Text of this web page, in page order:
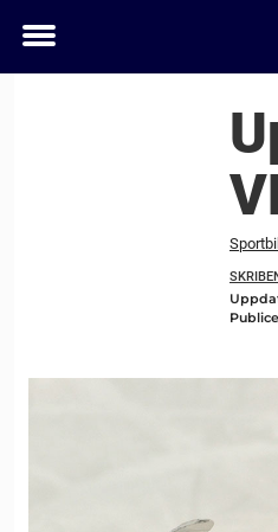
Toggle